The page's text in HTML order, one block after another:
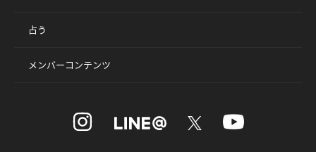
占う
メンバーコンテンツ